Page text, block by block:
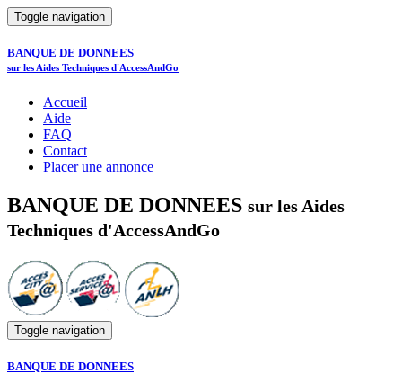
Toggle navigation
BANQUE DE DONNEES
sur les Aides Techniques d'AccessAndGo
Accueil
Aide
FAQ
Contact
Placer une annonce
BANQUE DE DONNEES sur les Aides
Techniques d'AccessAndGo
Toggle navigation
BANQUE DE DONNEES